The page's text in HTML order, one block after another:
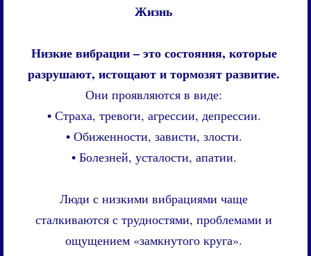
Жизнь
Низкие вибрации – это состояния, которые
разрушают, истощают и тормозят развитие.
Они проявляются в виде:
• Страха, тревоги, агрессии, депрессии.
• Обиженности, зависти, злости.
• Болезней, усталости, апатии.
Люди с низкими вибрациями чаще
сталкиваются с трудностями, проблемами и
ощущением «замкнутого круга».